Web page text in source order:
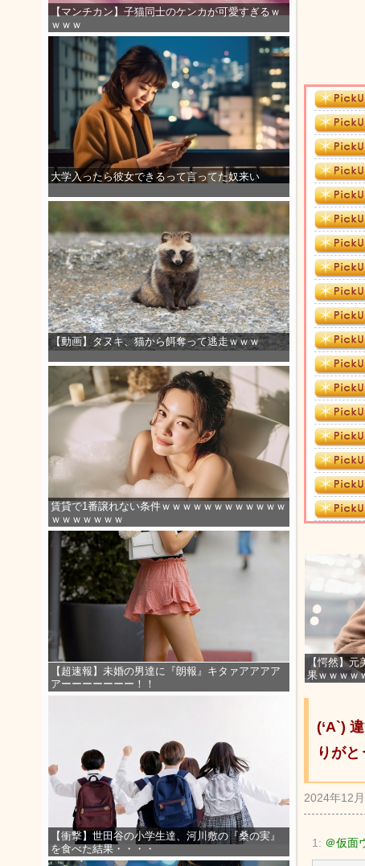
【マンチカン】子猫同士のケンカが可愛すぎるｗ
ｗｗｗ
大学入ったら彼女できるって言ってた奴来い
【動画】タヌキ、猫から餌奪って逃走ｗｗｗ
賃貸で1番譲れない条件ｗｗｗｗｗｗｗｗｗｗｗｗ
ｗｗｗｗｗｗｗ
【超速報】未婚の男達に『朗報』キタァアアアア
アーーーーーーー！！
【衝撃】世田谷の小学生達、河川敷の『桑の実』
を食べた結果・・・・
【愕然】
果ｗｗｗｗ
(‘A`)
りが
2024年12
1: ＠仮面